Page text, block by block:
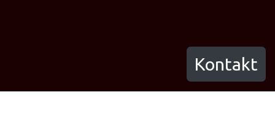
Kontakt